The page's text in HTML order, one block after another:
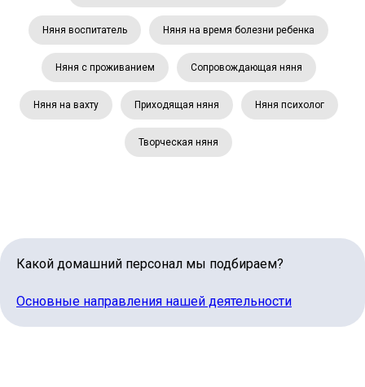
Няня воспитатель Няня на время болезни ребенка
Няня с проживанием Сопровождающая няня
Няня на вахту Приходящая няня Няня психолог
Творческая няня
Какой домашний персонал мы подбираем?
Основные направления нашей деятельности